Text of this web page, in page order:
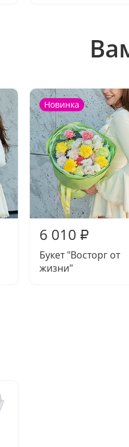
Новинка
6 010 ₽
Букет "Восторг от
жизни"